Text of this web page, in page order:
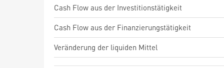
Cash Flow aus der Investitionstätigkeit
Cash Flow aus der Finanzierungstätigkeit
Veränderung der liquiden Mittel